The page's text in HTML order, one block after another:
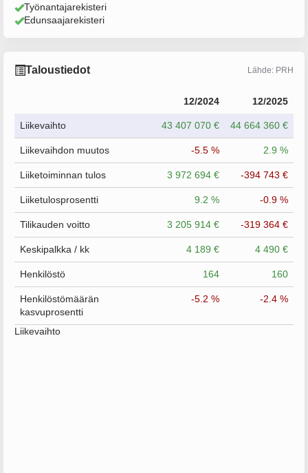
Työnantajarekisteri
Edunsaajarekisteri
Taloustiedot Lähde: PRH
12/2024 12/2025
Liikevaihto 43 407 070 € 44 664 360 €
Liikevaihdon muutos -5.5 % 2.9 %
Liiketoiminnan tulos 3 972 694 € -394 743 €
Liiketulosprosentti 9.2 % -0.9 %
Tilikauden voitto 3 205 914 € -319 364 €
Keskipalkka / kk 4 189 € 4 490 €
Henkilöstö 164 160
Henkilöstömäärän
kasvuprosentti
-5.2 % -2.4 %
Liikevaihto